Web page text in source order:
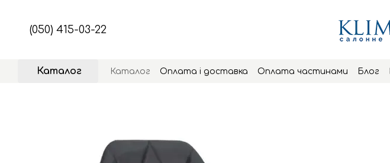
(050) 415-03-22
Каталог Каталог Оплата і доставка Оплата частинами Блог